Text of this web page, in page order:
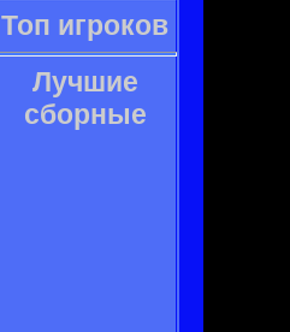
Топ игроков
Лучшие
сборные